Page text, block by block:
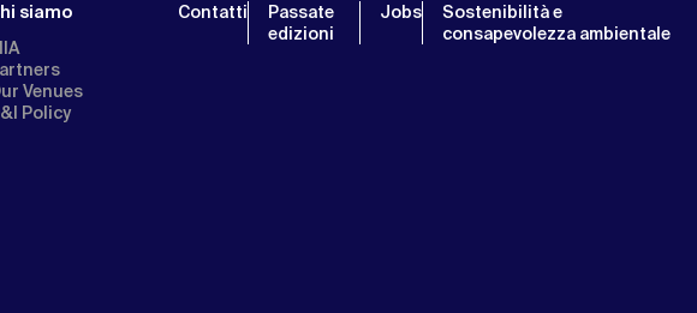
siamo
Venues
Policy
Contatti
Passate
edizioni
Jobs
Sostenibilità e
consapevolezza ambientale